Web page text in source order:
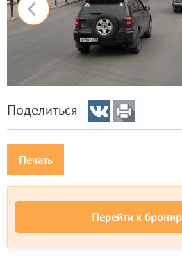
Поделиться
Печать
Перейти к